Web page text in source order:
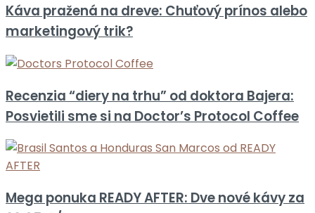
Káva pražená na dreve: Chuťový prínos alebo
marketingový trik?
Recenzia “diery na trhu” od doktora Bajera:
Posvietili sme si na Doctor’s Protocol Coffee
Mega ponuka READY AFTER: Dve nové kávy za